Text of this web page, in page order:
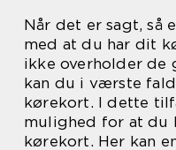
Når det er sagt, så
med at du har dit
ikke overholder
kan du i værste
kørekort. I dette
mulighed for at du
kørekort. Her kan